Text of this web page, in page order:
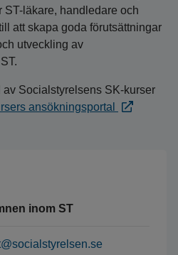
ST-läkare, handledare och
att skapa goda förutsättningar
utveckling av
Socialstyrelsens SK-kurser
ansökningsportal
inom ST